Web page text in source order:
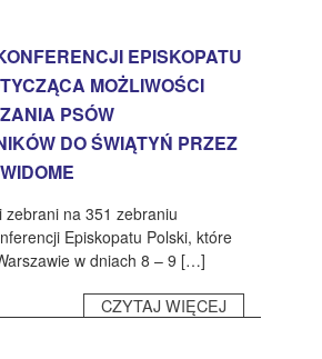
EPISKOPATU
MOŻLIWOŚCI
PSÓW
DO ŚWIĄTYŃ PRZEZ
zebrani na 351 zebraniu
Episkopatu Polski, które
w dniach 8 – 9 […]
CZYTAJ WIĘCEJ